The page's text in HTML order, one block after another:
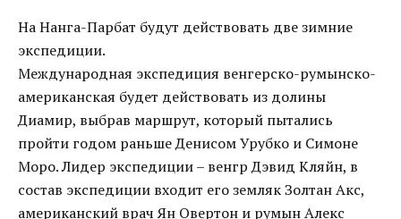
На Нанга-Парбат будут действовать две зимние
экспедиции.
Международная экспедиция венгерско-румынско-
американская будет действовать из долины
Диамир, выбрав маршрут, который пытались
пройти годом раньше Денисом Урубко и Симоне
Моро. Лидер экспедиции – венгр Дэвид Кляйн, в
состав экспедиции входит его земляк Золтан Акс,
американский врач Ян Овертон и румын Алекс